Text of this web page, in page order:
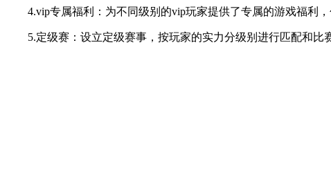
4.vip专属福利：为不同级别的vip玩家提供了专属的游戏福利
5.定级赛：设立定级赛事，按玩家的实力分级别进行匹配和比